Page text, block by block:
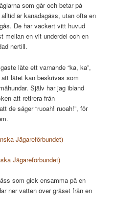
som går och betar på
är kanadagäss, utan ofta en
De har vackert vitt huvud
mellan en vit underdel och en
nertill.
läte ett varnande “ka, ka”,
lätet kan beskrivas som
Själv har jag ibland
att retirera från
de säger “ruoah! ruoah!”, för
Jägareförbundet)
Jägareförbundet)
som gick ensamma på en
ner vatten över gräset från en